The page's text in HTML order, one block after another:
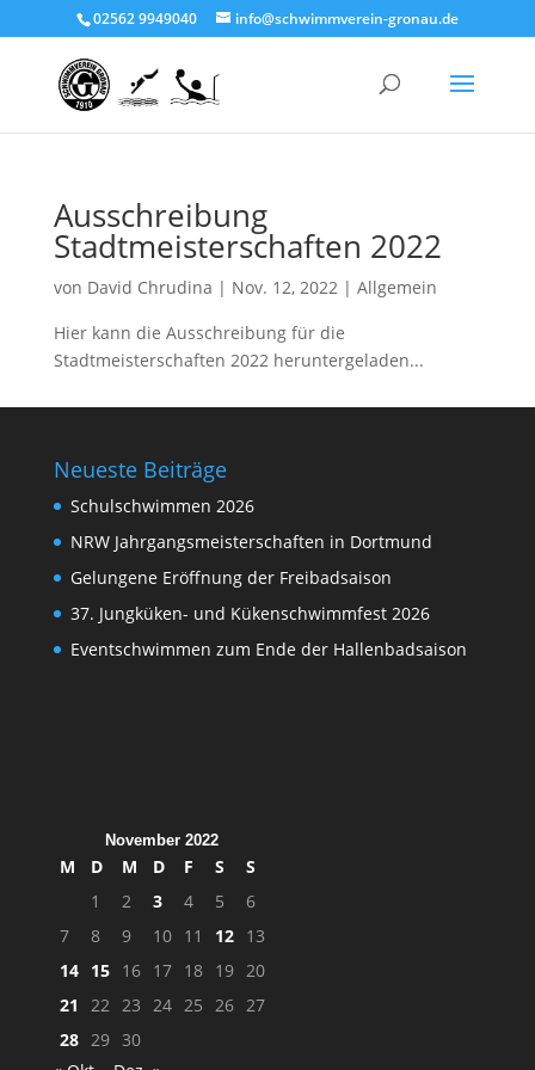
02562 9949040 info@schwimmverein-gronau.de
Ausschreibung
Stadtmeisterschaften 2022
von David Chrudina | Nov. 12, 2022| Allgemein
Hier kann die Ausschreibung für die
Stadtmeisterschaften 2022 heruntergeladen...
Neueste Beiträge
Schulschwimmen 2026
NRW Jahrgangsmeisterschaften in Dortmund
Gelungene Eröffnung der Freibadsaison
37. Jungküken- und Kükenschwimmfest 2026
Eventschwimmen zum Ende der Hallenbadsaison
November 2022
M D M D F S
S
1
2 3 4 5
6
7
8 9 10 11 12 13
14 15 16 17 18 19 20
21
22 23 24 25 26 27
28 29 30